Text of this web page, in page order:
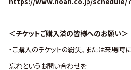
＜チケットご購入済の皆様へのお願い＞
・ご購入のチケットの紛失、または来場時
忘れというお問い合わせを